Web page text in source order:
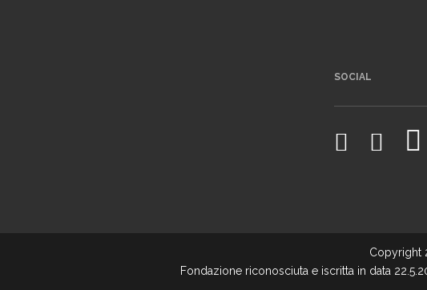
SOCIAL
Copyright
Fondazione riconosciuta e iscritta in data